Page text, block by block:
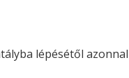
lépésétől